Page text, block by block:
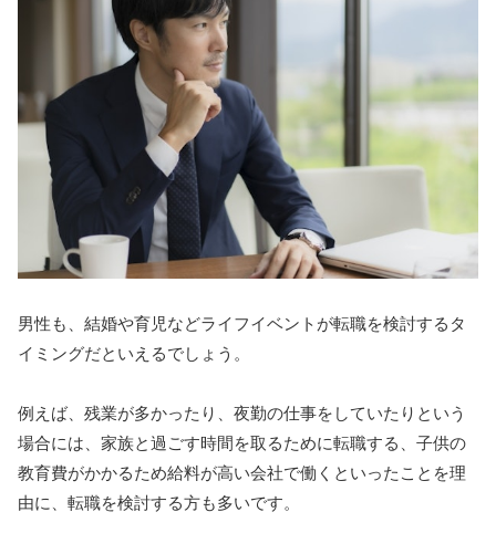
男性も、結婚や育児などライフイベントが転職を検討するタ
イミングだといえるでしょう。
例えば、残業が多かったり、夜勤の仕事をしていたりという
場合には、家族と過ごす時間を取るために転職する、子供の
教育費がかかるため給料が高い会社で働くといったことを理
由に、転職を検討する方も多いです。